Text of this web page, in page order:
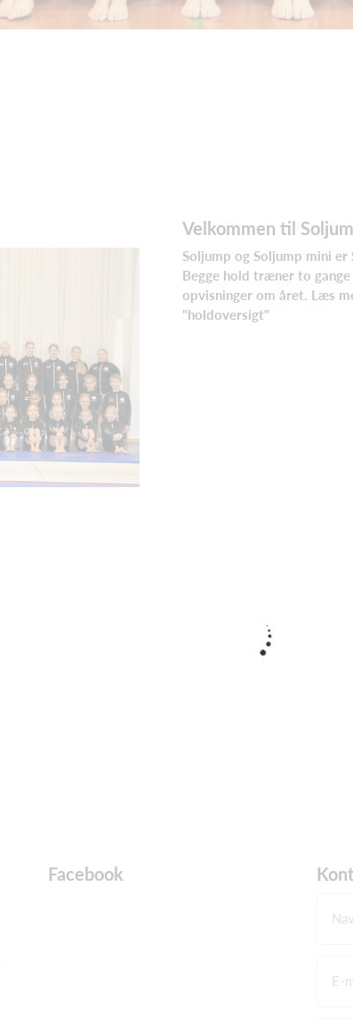
Velkommen til
Soljump og Soljump mini
Begge hold træner to
opvisninger om året. Læs
"holdoversigt"
Facebook
E-